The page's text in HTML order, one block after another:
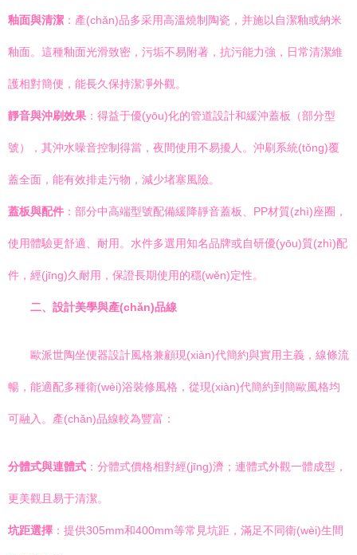
釉面與清潔 ：產(chǎn)品多采用高溫燒制陶瓷，并施以自潔釉或納米
釉面。這種釉面光滑致密，污垢不易附著，抗污能力強，日常清潔維
護相對簡便，能長久保持潔凈外觀。
靜音與沖刷效果 ：得益于優(yōu)化的管道設計和緩沖蓋板（部分型
號），其沖水噪音控制得當，夜間使用不易擾人。沖刷系統(tǒng)覆
蓋全面，能有效排走污物，減少堵塞風險。
蓋板與配件 ：部分中高端型號配備緩降靜音蓋板、PP材質(zhì)座圈，
使用體驗更舒適、耐用。水件多選用知名品牌或自研優(yōu)質(zhì)配
件，經(jīng)久耐用，保證長期使用的穩(wěn)定性。
二、設計美學與產(chǎn)品線
歐派世陶坐便器設計風格兼顧現(xiàn)代簡約與實用主義，線條流
暢，能適配多種衛(wèi)浴裝修風格，從現(xiàn)代簡約到簡歐風格均
可融入。產(chǎn)品線較為豐富：
分體式與連體式 ：分體式價格相對經(jīng)濟；連體式外觀一體成型，
更美觀且易于清潔。
坑距選擇 ：提供305mm和400mm等常見坑距，滿足不同衛(wèi)生間